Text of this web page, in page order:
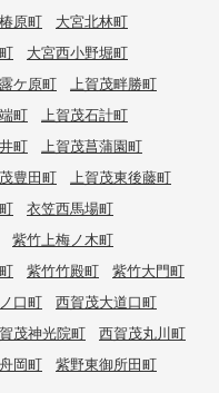
原町
大宮北林町
大宮西小野堀町
ケ原町
上賀茂畔勝町
町
上賀茂石計町
町
上賀茂菖蒲園町
豊田町
上賀茂東後藤町
衣笠西馬場町
紫竹上梅ノ木町
紫竹竹殿町
紫竹大門町
口町
西賀茂大道口町
茂神光院町
西賀茂丸川町
岡町 紫野東御所田町